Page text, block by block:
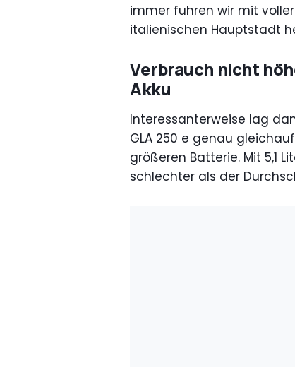
immer fuhren wir mit
italienischen Hauptstadt
Verbrauch nicht
Akku
Interessanterweise lag
GLA 250 e genau
größeren Batterie. Mit 5,1
schlechter als der